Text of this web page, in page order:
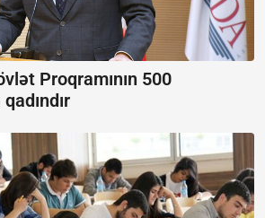
Proqramının 500